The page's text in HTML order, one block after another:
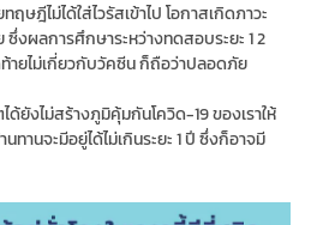
ษฎีไม่ได้ใส่ไวรัสเข้าไป โอกาสเกิดภาวะ
งผลการศึกษาระหว่างทดสอบระยะ 1 2
ยไม่เกี่ยวกับวัคซีน ก็ถือว่าปลอดภัย
ยังไม่สร้างภูมิคุ้มกันโควิด-19 ของเราให้
ทานจะมีอยู่ได้ไม่เกินระยะ 1 ปี ซึ่งก็อาจมี